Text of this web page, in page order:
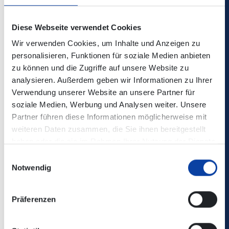
Diese Webseite verwendet Cookies
Wir verwenden Cookies, um Inhalte und Anzeigen zu
personalisieren, Funktionen für soziale Medien anbieten
zu können und die Zugriffe auf unsere Website zu
analysieren. Außerdem geben wir Informationen zu Ihrer
Verwendung unserer Website an unsere Partner für
soziale Medien, Werbung und Analysen weiter. Unsere
Partner führen diese Informationen möglicherweise mit
weiteren Daten zusammen, die Sie ihnen bereitgestellt
Notwendig
Präferenzen
=>Als Ersatzhaltestellen
dienen die Haltestellen
Die Änderungen sind nicht in der elektronischen
Verbindungsauskunft enthalten!
Kontaktdaten: Willkommen - Verkehrsbetriebe
Zurück